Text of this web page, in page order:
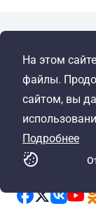
На этом
файлы.
сайтом, вы
Подробнее
© Cyprus
Будьте